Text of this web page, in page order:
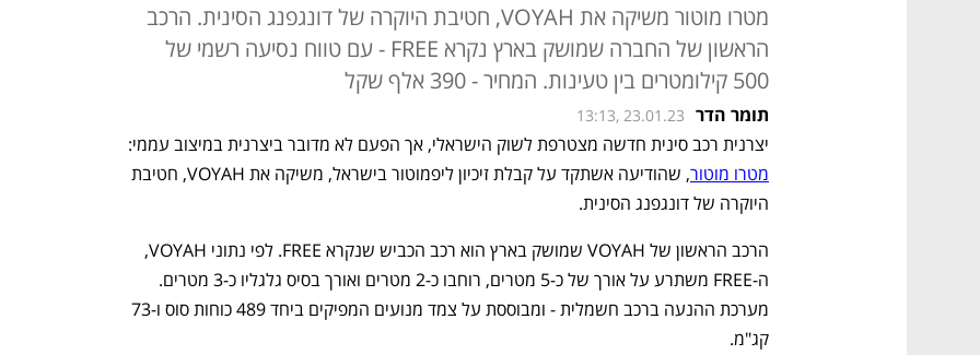
מטרו מוטור משיקה את VOYAH, חטיבת היוקרה של דונגפנג הסינית. הרכב
הראשון של החברה שמושק בארץ נקרא FREE - עם טווח נסיעה רשמי של
500 קילומטרים בין טעינות. המחיר - 390 אלף שקל
תומר הדר 13:13, 23.01.23
יצרנית רכב סינית חדשה מצטרפת לשוק הישראלי, אך הפעם לא מדובר ביצרנית במיצוב עממי:
מטרו מוטור
היוקרה של דונגפנג הסינית.
קג"מ.